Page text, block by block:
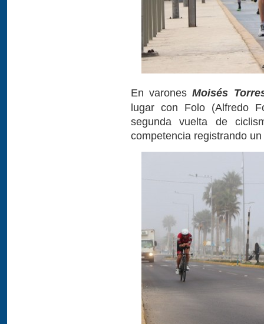
En varonesMoisés
lugar con Folo (Alfredo
segunda vuelta de
competencia registrando